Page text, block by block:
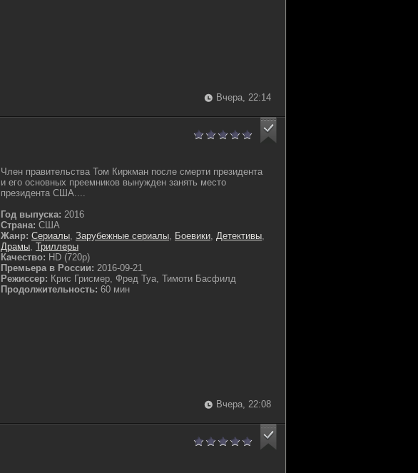
Вчера, 22:14
Член правительства Том Киркман после смерти президента
и его основных преемников вынужден занять место
президента США....
Год выпуска: 2016
Страна: США
Жанр: Сериалы, Зарубежные сериалы, Боевики, Детективы,
Драмы, Триллеры
Качество: HD (720p)
Премьера в России: 2016-09-21
Режиссер: Крис Грисмер, Фред Туа, Тимоти Басфилд
Продолжительность: 60 мин
Вчера, 22:08